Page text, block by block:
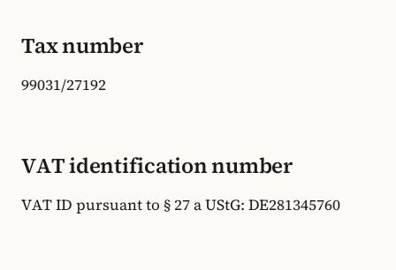
Tax number
99031/27192
VAT identification number
VAT ID pursuant to § 27 a UStG: DE281345760